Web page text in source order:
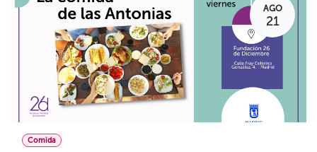
AGO
21
Comida